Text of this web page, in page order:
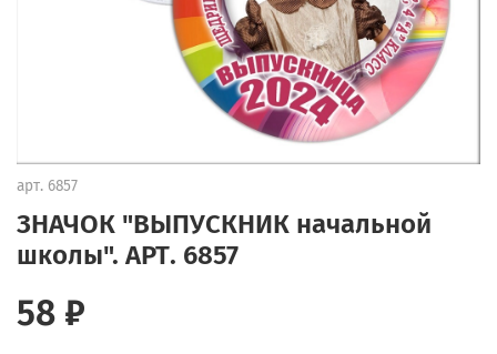
арт. 6857
ЗНАЧОК "ВЫПУСКНИК начальной
школы". АРТ. 6857
58 ₽